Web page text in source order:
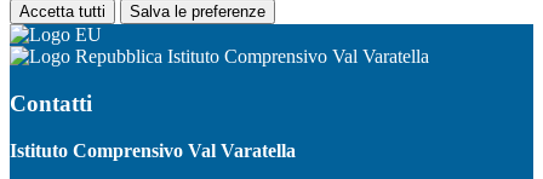
Accetta tutti Salva le preferenze
Istituto Comprensivo Val Varatella
Contatti
Istituto Comprensivo Val Varatella